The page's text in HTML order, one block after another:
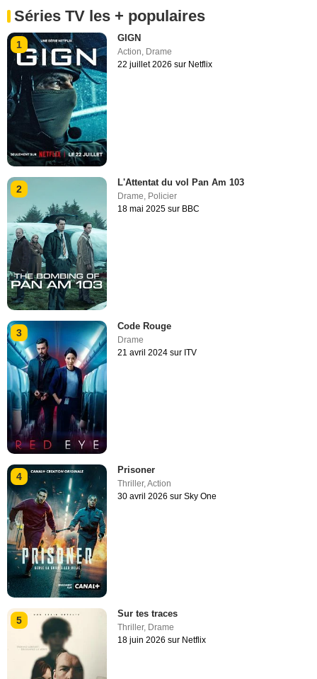
Séries TV les + populaires
1
GIGN
Action, Drame
22 juillet 2026 sur Netflix
2
L'Attentat du vol Pan Am 103
Drame Policier
18 mai 2025 sur BBC
3
Code Rouge
Drame
21 avril 2024 sur ITV
4
Prisoner
Thriller,Action
30 avril 2026 sur Sky One
5
Sur tes traces
Thriller, Drame
18 juin 2026 sur Netflix